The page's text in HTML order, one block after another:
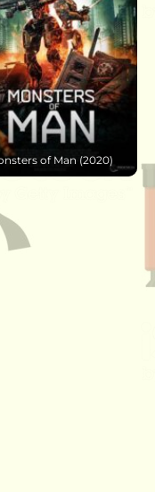
dos veces (2024)